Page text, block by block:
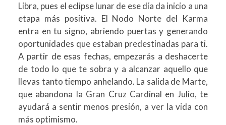
Libra, pues el eclipse lunar de ese día da inicio a una
etapa más positiva. El Nodo Norte del Karma
entra en tu signo, abriendo puertas y generando
oportunidades que estaban predestinadas para ti.
A partir de esas fechas, empezarás a deshacerte
de todo lo que te sobra y a alcanzar aquello que
llevas tanto tiempo anhelando. La salida de Marte,
que abandona la Gran Cruz Cardinal en Julio, te
ayudará a sentir menos presión, a ver la vida con
más optimismo.